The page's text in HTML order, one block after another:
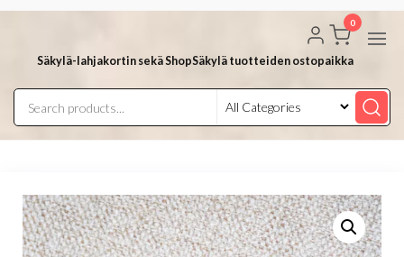
Skip
content
Säkylä-lahjakortin sekä ShopSäkylä tuotteiden ostopaikka
0